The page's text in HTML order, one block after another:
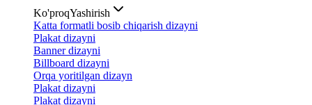
Ko'proqYashirish
Katta formatli bosib chiqarish dizayni
Plakat dizayni
Banner dizayni
Billboard dizayni
Orqa yoritilgan dizayn
Plakat dizayni
Plakat dizayni